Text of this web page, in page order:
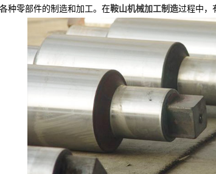
种零部件的制造和加工。在鞍山机械加工制造过程中，